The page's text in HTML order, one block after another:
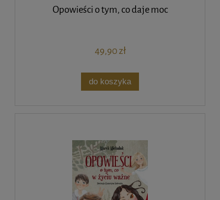
Opowieści o tym, co daje moc
49,90 zł
do koszyka